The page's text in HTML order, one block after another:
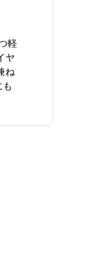
軽
ヤ
ね